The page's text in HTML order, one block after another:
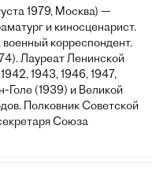
1979, Москва) —
и киносценарист.
корреспондент.
Лауреат Ленинской
1943, 1946, 1947,
Голе (1939) и Великой
Полковник Советской
Союза